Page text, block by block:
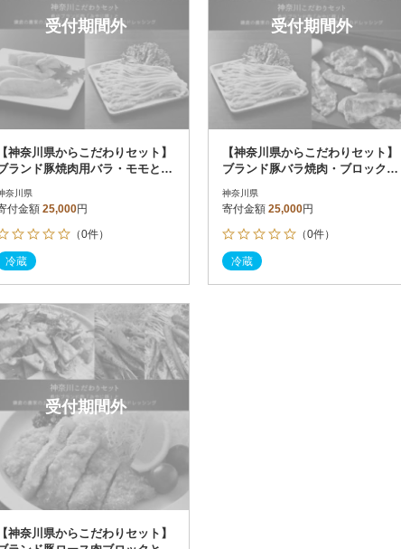
受付期間外
【神奈川県からこだわりセット】
ランド豚焼肉用バラ・モモと鎌
配送】
奈川県
付金額 25,000円
（0件）
冷蔵
受付期間外
【神奈川県からこだわりセット】
ブランド豚バラ焼肉・ブロックと
口で配送】
神奈川県
寄付金額 25,000円
（0件）
冷蔵
受付期間外
【神奈川県からこだわりセット】